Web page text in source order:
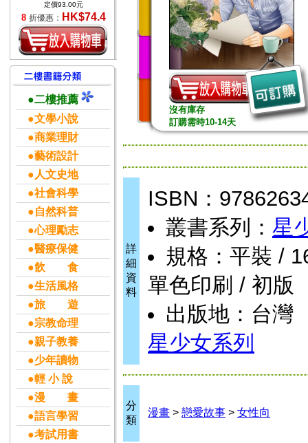
定價93.00元
8 折優惠： HK$74.4
●二樓推薦
●文學小說
●商業理財
●藝術設計
●人文史地
●社會科學
●自然科普
●心理勵志
●醫療保健
●飲 食
●生活風格
●旅 遊
●宗教命理
●親子教養
●少年讀物
●輕 小 說
●漫 畫
●語言學習
●考試用書
沒有庫存
訂購需時10-14天
詳
細
資
料
ISBN：
叢書系列： 星
規格：平裝 /
單色印刷 / 初版
出版地：台灣
星少女系列
分
類
漫畫 > 戀愛故事 > 女性向